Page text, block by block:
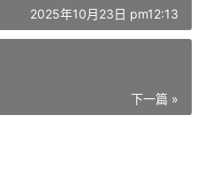
2025年10月23日 pm12:13
下一篇 »